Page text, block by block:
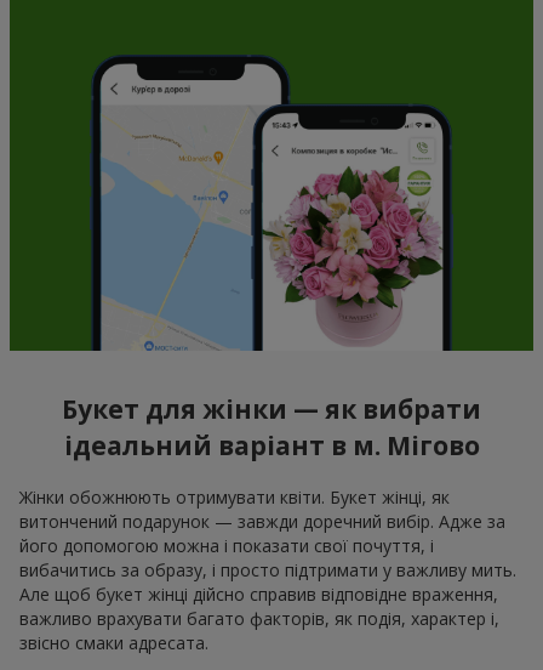
Букет для жінки — як вибрати
ідеальний варіант в м. Мігово
Жінки обожнюють отримувати квіти. Букет жінці, як
витончений подарунок — завжди доречний вибір. Адже за
його допомогою можна і показати свої почуття, і
вибачитись за образу, і просто підтримати у важливу мить.
Але щоб букет жінці дійсно справив відповідне враження,
важливо врахувати багато факторів, як подія, характер і,
звісно смаки адресата.